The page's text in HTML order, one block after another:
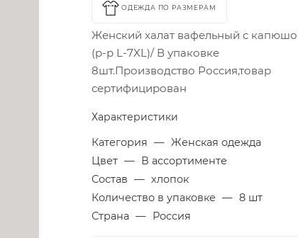
ОДЕЖДА ПО РАЗМЕРАМ
Женский халат вафельный с
(р-р L-7XL)/ В упаковке
8шт.Производство Россия,товар
сертифицирован
Характеристики
Категория — Женская одежда
Цвет — В ассортименте
Состав — хлопок
Количество в упаковке — 8 шт
Страна — Россия